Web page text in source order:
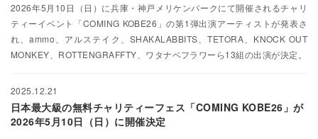
2026年5月10日（日）に兵庫・神戸メリケンパークにて開催されるチャリ
ティーイベント「COMING KOBE26」の第1弾出演アーティストが発表さ
れ、ammo、アルステイク、SHAKALABBITS、TETORA、KNOCK OUT
MONKEY、ROTTENGRAFFTY、ワタナベフラワーら13組の出演が決定。
2025.12.21
日本最大級の無料チャリティーフェス「COMING KOBE26」が
2026年5月10日（日）に開催決定